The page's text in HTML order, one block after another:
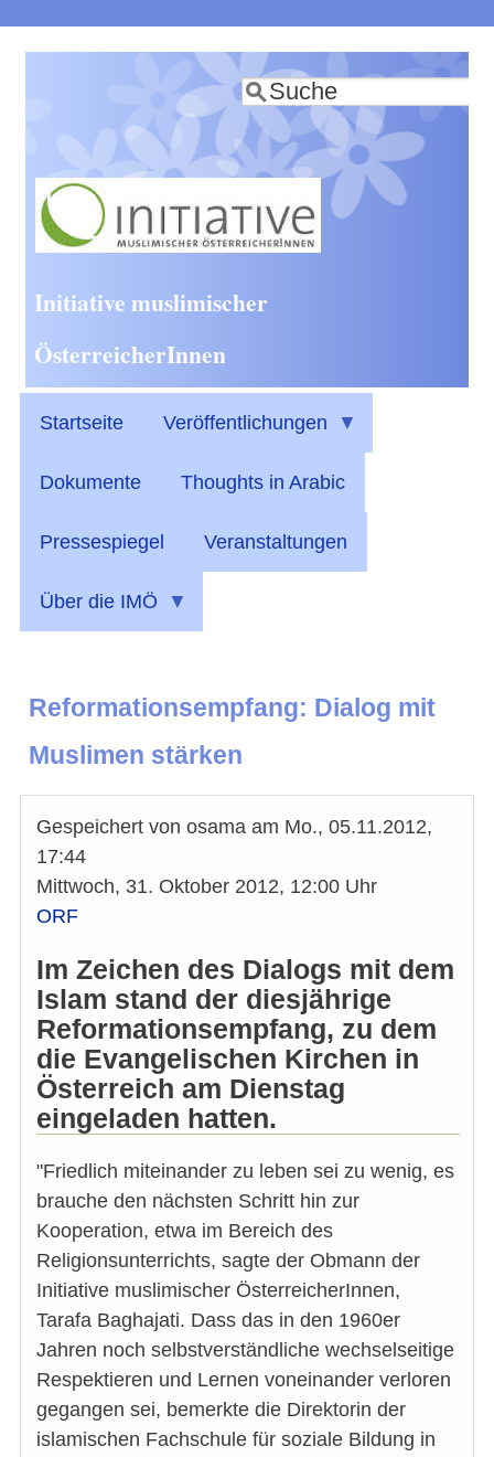
zum
Inhalt
Suche
Initiative muslimischer
ÖsterreicherInnen
Startseite Veröffentlichungen
Dokumente Thoughts in Arabic
Pressespiegel Veranstaltungen
Über die IMÖ
Reformationsempfang: Dialog mit
Muslimen stärken
Gespeichert von osama am Mo., 05.11.2012,
17:44
Mittwoch, 31. Oktober 2012, 12:00 Uhr
ORF
Im Zeichen des Dialogs mit dem
Islam stand der diesjährige
Reformationsempfang, zu dem
die Evangelischen Kirchen in
Österreich am Dienstag
eingeladen hatten.
"Friedlich miteinander zu leben sei zu wenig, es
brauche den nächsten Schritt hin zur
Kooperation, etwa im Bereich des
Religionsunterrichts, sagte der Obmann der
Initiative muslimischer ÖsterreicherInnen,
Tarafa Baghajati. Dass das in den 1960er
Jahren noch selbstverständliche wechselseitige
Respektieren und Lernen voneinander verloren
gegangen sei, bemerkte die Direktorin der
islamischen Fachschule für soziale Bildung in